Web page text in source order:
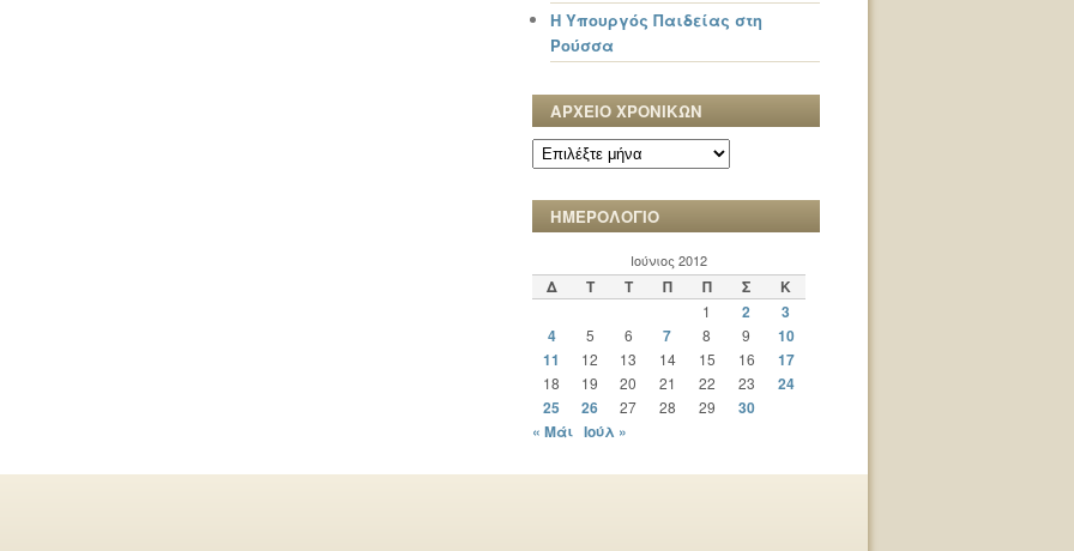
Η Υπουργός Παιδείας στη
Ρούσσα
ΑΡΧΕΙΟ ΧΡΟΝΙΚΩΝ
ΑΡΧΕΙΟ
ΧΡΟΝΙΚΩΝ
ΗΜΕΡΟΛΟΓΙΟ
Ιούνιος 2012
Δ Τ Τ Π Π Σ Κ
1 2
3
4
5 6 7 8 9
10
11
12 13 14 15 16 17
18 19 20 21 22 23
24
25
26 27 28 29
30
« Μάι Ιούλ »